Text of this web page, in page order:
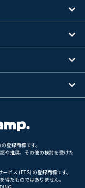
登録商標です。
や推奨、その他の検討を受けた
ビス (ETS) の登録商標です。
得たものではありません。